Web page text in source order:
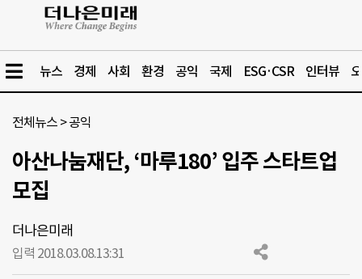
뉴스 경제 사회 환경 공익 국제 ESG·CSR 인터뷰
전체뉴스 >공익
아산나눔재단, ‘마루180’ 입주 스타트업
모집
더나은미래
입력 2018.03.08.13:31